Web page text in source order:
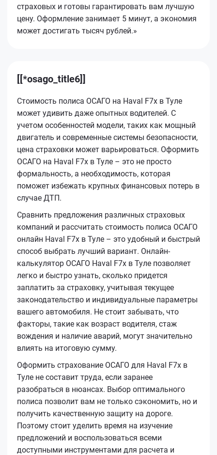
страховых и готовы гарантировать вам лучшую
цену. Оформление занимает 5 минут, а экономия
может достигать тысяч рублей.»
[[*osago_title6]]
Стоимость полиса ОСАГО на Haval F7x в Туле
может удивить даже опытных водителей. С
учетом особенностей модели, таких как мощный
двигатель и современные системы безопасности,
цена страховки может варьироваться. Оформить
ОСАГО на Haval F7x в Туле – это не просто
формальность, а необходимость, которая
поможет избежать крупных финансовых потерь в
случае ДТП.
Сравнить предложения различных страховых
компаний и рассчитать стоимость полиса ОСАГО
онлайн Haval F7x в Туле – это удобный и быстрый
способ выбрать лучший вариант. Онлайн-
калькулятор ОСАГО Haval F7x в Туле позволяет
легко и быстро узнать, сколько придется
заплатить за страховку, учитывая текущее
законодательство и индивидуальные параметры
вашего автомобиля. Не стоит забывать, что
факторы, такие как возраст водителя, стаж
вождения и наличие аварий, могут значительно
влиять на итоговую сумму.
Оформить страхование ОСАГО для Haval F7x в
Туле не составит труда, если заранее
разобраться в нюансах. Выбор оптимального
полиса позволит вам не только сэкономить, но и
получить качественную защиту на дороге.
Поэтому стоит уделить время на изучение
предложений и воспользоваться всеми
доступными инструментами для расчета и